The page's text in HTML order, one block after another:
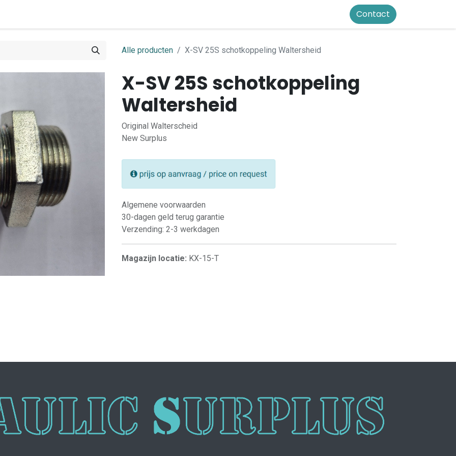
Contact
Alle producten X-SV 25S schotkoppeling Waltersheid
X-SV 25S schotkoppeling
Waltersheid
Original Walterscheid
New Surplus
Algemene voorwaarden
30-dagen geld terug garantie
Verzending: 2-3 werkdagen
Magazijn locatie: KX-15-T